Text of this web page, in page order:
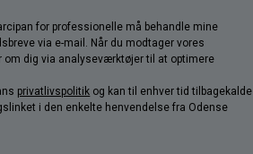
for professionelle må behandle mine
via e-mail. Når du modtager vores
om dig via analyseværktøjer til at optimere
privatlivspolitik og kan til enhver tid tilbagekalde
i den enkelte henvendelse fra Odense